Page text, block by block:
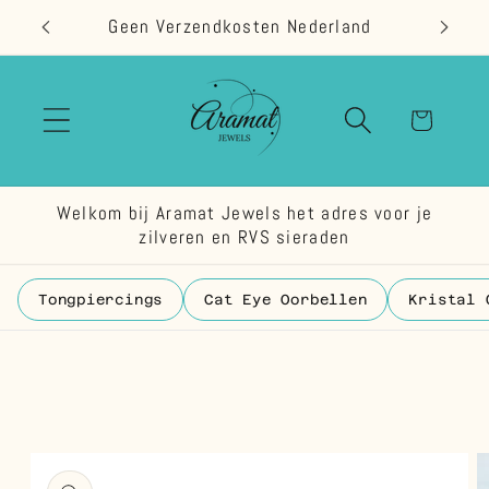
naar de
content
Geen Verzendkosten Nederland
Welkom bij Aramat Jewels het adres voor je
zilveren en RVS sieraden
Tongpiercings Cat Eye Oorbellen Kristal
direct naar